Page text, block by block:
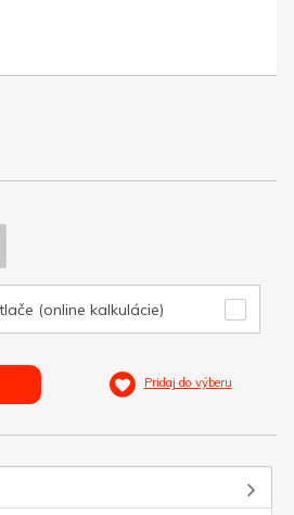
(online kalkulácie)
Pridaj do výberu